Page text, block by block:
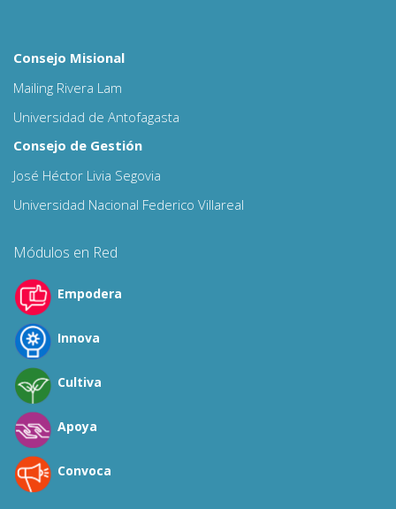
Consejo Misional
Mailing Rivera Lam
Universidad de Antofagasta
Consejo de Gestión
José Héctor Livia Segovia
Universidad Nacional Federico Villareal
Módulos en Red
Empodera
Innova
Cultiva
Apoya
Convoca